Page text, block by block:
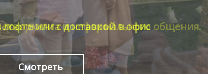
и неформального общения.
Смотреть